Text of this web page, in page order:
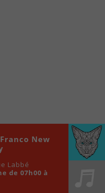
en un clic!
00:00
New
Labbé
de 07h00 à